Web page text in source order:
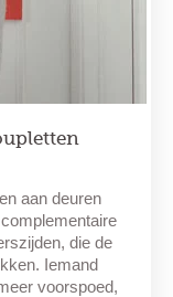
aan deuren
die de
Iemand
voorspoed,